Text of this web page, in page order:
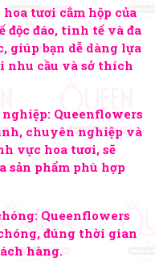
tươi cắm hộp của
độc đáo, tinh tế và đa
giúp bạn dễ dàng lựa
nhu cầu và sở thích
Queenflowers
chuyên nghiệp và
vực hoa tươi, sẽ
sản phẩm phù hợp
Queenflowers
đúng thời gian
hàng.